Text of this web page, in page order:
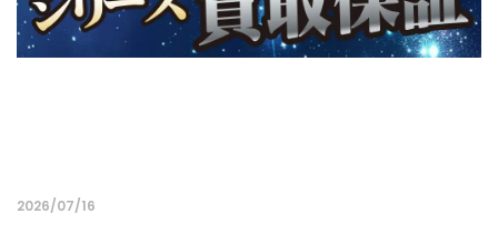
2026/07/16